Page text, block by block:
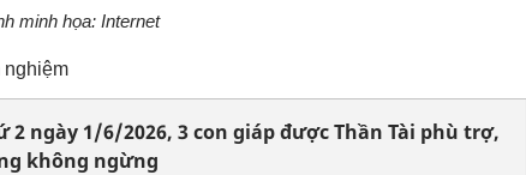
minh họa: Internet
nghiệm
ngày 1/6/2026, 3 con giáp được Thần Tài phù trợ,
không ngừng